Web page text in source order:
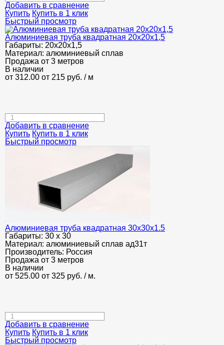
Добавить в сравнение
Купить Купить в 1 клик
Быстрый просмотр
Алюминиевая труба квадратная 20х20х1,5
Габариты: 20х20х1,5
Материал: алюминиевый сплав
Продажа от 3 метров
В наличии
от 312.00 от 215 руб. / м
Добавить в сравнение
Купить Купить в 1 клик
Быстрый просмотр
Алюминиевая труба квадратная 30х30х1.5
Габариты: 30 х 30
Материал: алюминиевый сплав ад31т
Производитель: Россия
Продажа от 3 метров
В наличии
от 525.00 от 325 руб. / м.
Добавить в сравнение
Купить Купить в 1 клик
Быстрый просмотр